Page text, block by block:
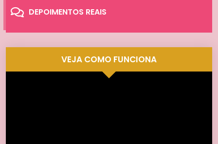
DEPOIMENTOS REAIS
VEJA COMO FUNCIONA